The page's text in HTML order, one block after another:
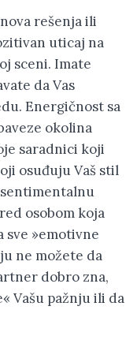
rešenja ili
uticaj na
sceni. Imate
da Vas
Energičnost sa
okolina
saradnici koji
osuđuju Vaš stil
osobom koja
sve »emotivne
ne možete da
dobro zna,
Vašu pažnju ili da